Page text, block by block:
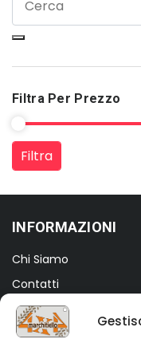
Filtra Per Prezzo
Prezzo Min
Prezzo Max
Filtra
INFORMAZIONI
Chi Siamo
Contatti
Termini e Condizioni
Privacy Policy